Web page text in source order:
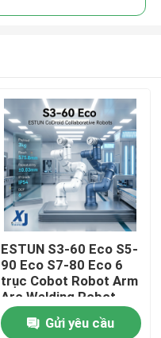
ESTUN S3-60 Eco S5-
90 Eco S7-80 Eco 6
trục Cobot Robot Arm
Arc Welding Robot
hợp tác CNGBS
Positioner hàn
Gửi yêu cầu